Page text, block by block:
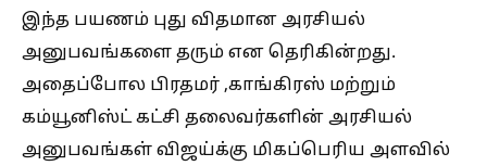
இந்த பயணம் புது விதமான அரசியல்
அனுபவங்களை தரும் என தெரிகின்றது.
அதைப்போல பிரதமர் ,காங்கிரஸ் மற்றும்
கம்யூனிஸ்ட் கட்சி தலைவர்களின் அரசியல்
அனுபவங்கள் விஜய்க்கு மிகப்பெரிய அளவில்